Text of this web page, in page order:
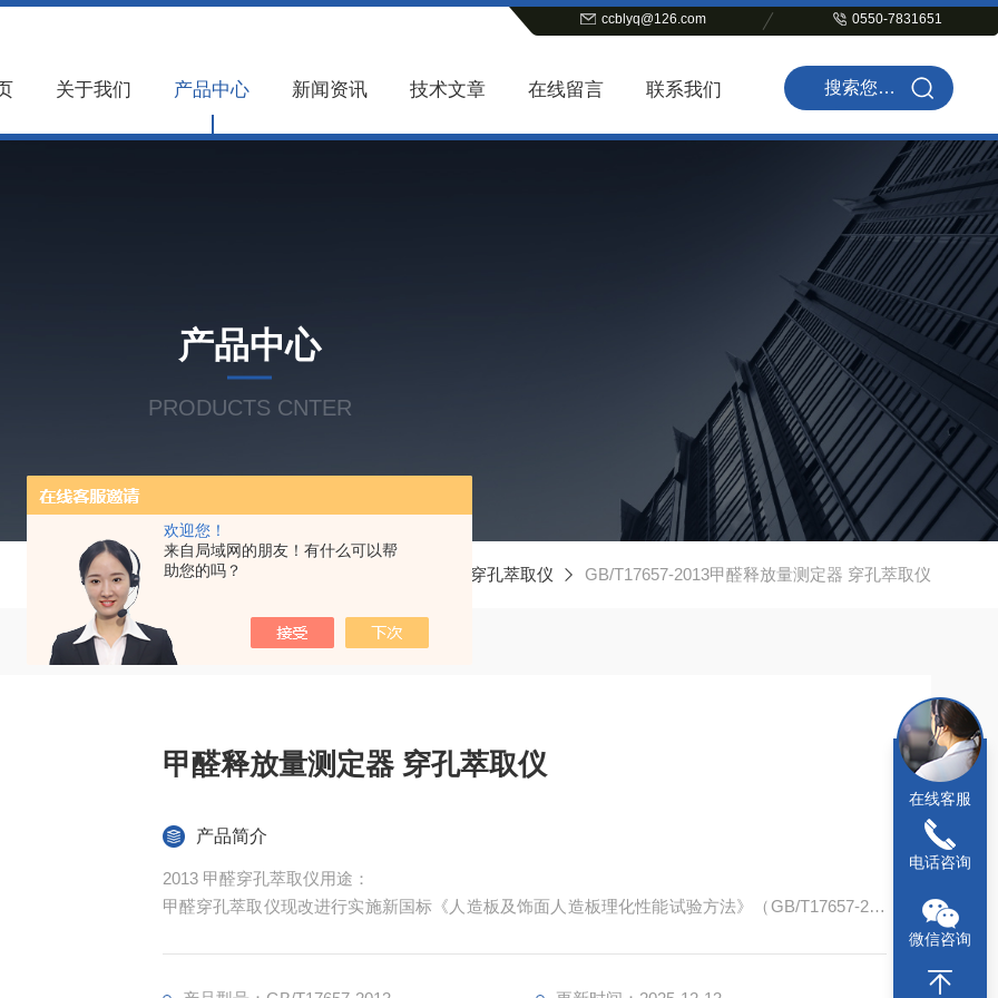
欢迎您！
来自局域网的朋友！有什么可以帮
助您的吗？
ccblyq@126.com 0550-7831651
关于我们 产品中心 新闻资讯 技术文章 在线留言 联系我们
产品中心
PRODUCTS CNTER
当前位置：首页 穿孔萃取仪 GB/T17657-2013甲醛释放量测定器 穿孔萃取仪
甲醛释放量测定器 穿孔萃取仪
产品简介
2013 甲醛穿孔萃取仪用途：
甲醛穿孔萃取仪现改进行实施新国标《人造板及饰面人造板理化性能试验方法》（GB/T17657-201
操作简便，为人造板及其制品中甲醛释放量*国家强制标准规定仪器。
在线客服
电话咨询
微信咨询